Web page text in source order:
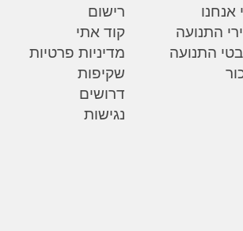
אנחנו
התנועה
התנועה
רישום
קוד אתי
מדיניות פרטיות
שקיפות
דרושים
נגישות